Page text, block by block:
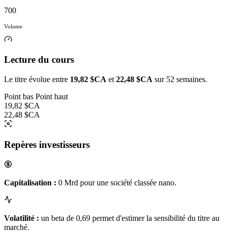
700
Volume
Lecture du cours
Le titre évolue entre 19,82 $CA et 22,48 $CA sur 52 semaines.
Point bas Point haut
19,82 $CA
22,48 $CA
Repères investisseurs
Capitalisation : 0 Mrd pour une société classée nano.
Volatilité : un beta de 0,69 permet d'estimer la sensibilité du titre au
marché.